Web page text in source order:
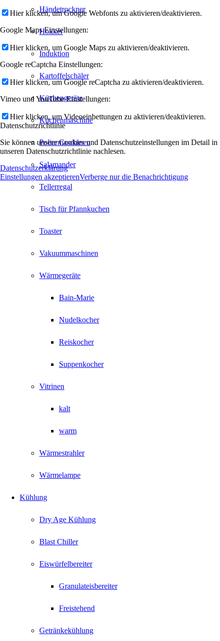
Händetrockner
Hokker
Induktion
Kartoffelschäler
Küchengeräte
Kuchenmaschine
Poliermaschinen
Salamander
Tellerregal
Tisch für Pfannkuchen
Toaster
Vakuummaschinen
Wärmegeräte
Bain-Marie
Nudelkocher
Reiskocher
Suppenkocher
Vitrinen
kalt
warm
Wärmestrahler
Wärmelampe
Kühlung
Dry Age Kühlung
Blast Chiller
Eiswürfelbereiter
Granulateisbereiter
Freistehend
Getränkekühlung
Hier klicken, um Google Webfonts zu aktivieren/deaktivieren.
Google Maps Einstellungen:
Hier klicken, um Google Maps zu aktivieren/deaktivieren.
Google reCaptcha Einstellungen:
Hier klicken, um Google reCaptcha zu aktivieren/deaktivieren.
Vimeo und YouTube Einstellungen:
Hier klicken, um Videoeinbettungen zu aktivieren/deaktivieren.
Datenschutzrichtlinie
Sie können unsere Cookies und Datenschutzeinstellungen im Detail in
unseren Datenschutzrichtlinie nachlesen.
Datenschutzerklärung
Einstellungen akzeptierenVerberge nur die Benachrichtigung